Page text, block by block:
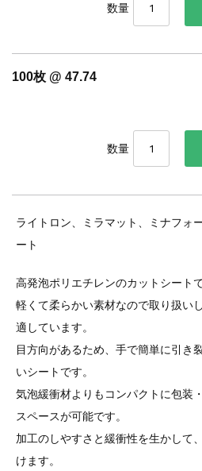
数量
100枚 @ 47.74
数量
ライトロン、ミラマット、ミナフォ
ート
高発泡ポリエチレンのカットシートで
軽くて柔らかい素材なので取り扱い
適しています。
目方向があるため、手で簡単に引き
いシートです。
気泡緩衝材よりもコンパクトに包装
スペースが可能です。
加工のしやすさと緩衝性を生かして
けます。